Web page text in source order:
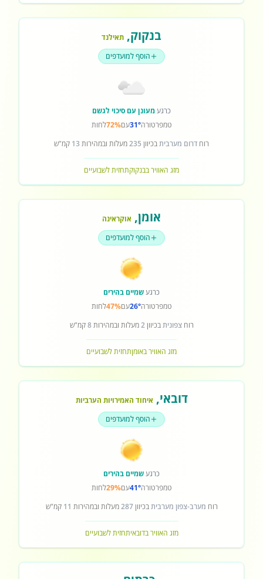
בנקוק, תאילנד
הוסף למועדפים
כרגעמעונן עם סיכוי לגשם
טמפרטורה31°עם72%לחות
רוח דרום מערביתבכיוון 235מעלות ובמהירות 13 קמ"ש
מזג האוויר בבנקוקתחזית לשבועיים
אומן, אוקראינה
הוסף למועדפים
כרגעשמיים בהירים
טמפרטורה26°עם47%לחות
רוחצפוניתבכיוון2מעלות ובמהירות8קמ"ש
מזג האוויר באומןתחזית לשבועיים
דובאי, איחוד האמירויות הערביות
הוסף למועדפים
כרגעשמיים בהירים
טמפרטורה41°עם29%לחות
רוח מערב-צפון מערביתבכיוון287מעלות ובמהירות 11 קמ"ש
מזג האוויר בדובאיתחזית לשבועיים